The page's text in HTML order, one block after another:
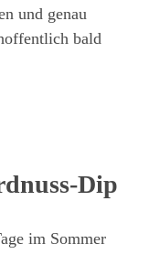
und genau
bald
Dip
im Sommer